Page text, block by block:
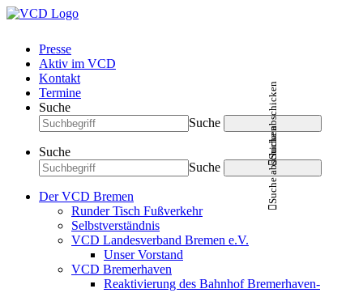
Presse
Aktiv im VCD
Kontakt
Termine
Suche
Suche
Suche abschicken
Suche
Suche
Suche abschicken
Der VCD Bremen
Runder Tisch Fußverkehr
Selbstverständnis
VCD Landesverband Bremen e.V.
Unser Vorstand
VCD Bremerhaven
Reaktivierung des Bahnhof Bremerhaven-